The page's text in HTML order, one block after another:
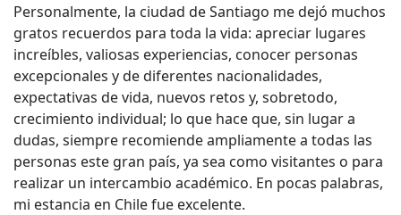
Personalmente, la ciudad de Santiago me dejó muchos
gratos recuerdos para toda la vida: apreciar lugares
increíbles, valiosas experiencias, conocer personas
excepcionales y de diferentes nacionalidades,
expectativas de vida, nuevos retos y, sobretodo,
crecimiento individual; lo que hace que, sin lugar a
dudas, siempre recomiende ampliamente a todas las
personas este gran país, ya sea como visitantes o para
realizar un intercambio académico. En pocas palabras,
mi estancia en Chile fue excelente.